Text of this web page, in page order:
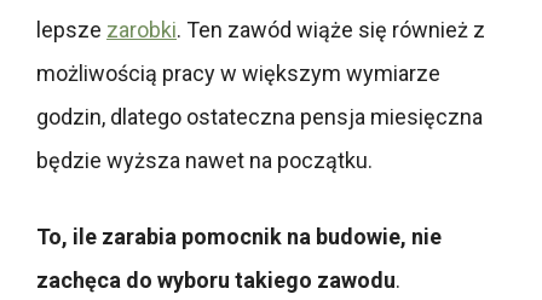
lepsze zarobki. Ten zawód wiąże się również z
możliwością pracy w większym wymiarze
godzin, dlatego ostateczna pensja miesięczna
będzie wyższa nawet na początku.
To, ile zarabia pomocnik na budowie, nie
zachęca do wyboru takiego zawodu.